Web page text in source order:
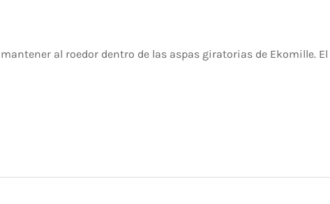
al roedor dentro de las aspas giratorias de Ekomille.